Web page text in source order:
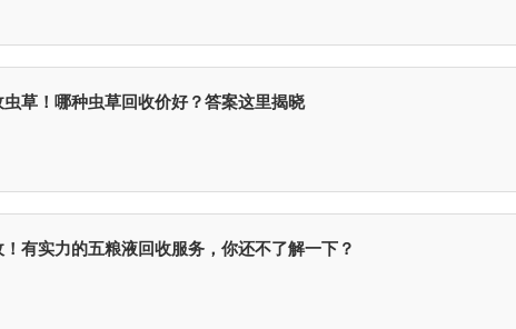
草！哪种虫草回收价好？答案这里揭晓
有实力的五粮液回收服务，你还不了解一下？